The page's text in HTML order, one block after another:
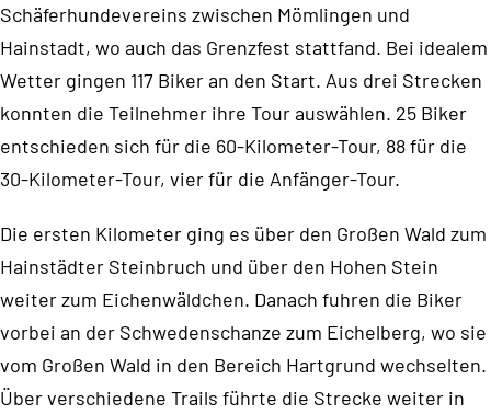
Schäferhundevereins zwischen Mömlingen und
Hainstadt, wo auch das Grenzfest stattfand. Bei idealem
Wetter gingen 117 Biker an den Start. Aus drei Strecken
konnten die Teilnehmer ihre Tour auswählen. 25 Biker
entschieden sich für die 60-Kilometer-Tour, 88 für die
30-Kilometer-Tour, vier für die Anfänger-Tour.
Die ersten Kilometer ging es über den Großen Wald zum
Hainstädter Steinbruch und über den Hohen Stein
weiter zum Eichenwäldchen. Danach fuhren die Biker
vorbei an der Schwedenschanze zum Eichelberg, wo sie
vom Großen Wald in den Bereich Hartgrund wechselten.
Über verschiedene Trails führte die Strecke weiter in